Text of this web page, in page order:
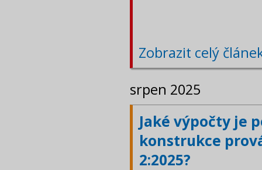
Zobrazit celý
srpen 2025
Jaké výpočty je
konstrukce
2:2025?